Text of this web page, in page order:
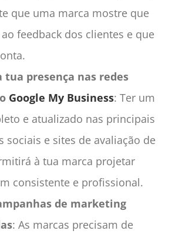
que uma marca mostre que
feedback dos clientes e que
tua presença nas redes
Google My Business: Ter um
e atualizado nas principais
sociais e sites de avaliação de
à tua marca projetar
consistente e profissional.
de marketing
: As marcas precisam de